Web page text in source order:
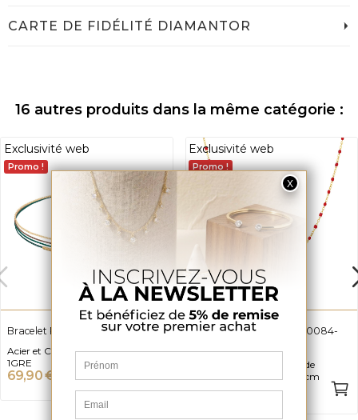
CARTE DE FIDÉLITÉ DIAMANTOR
16 autres produits dans la même catégorie :
Exclusivité web
Promo !
Bracelet PIXIES PBM0091-1GRE
Acier et Cordon vert PBM0091-
1GRE
69,90 €
Exclusivité web
Promo !
Collier Perle PIXIES PNL0084-
Acier Inoxydable, Oxyde de
zirconium, Longueur 45cm
49,90 €